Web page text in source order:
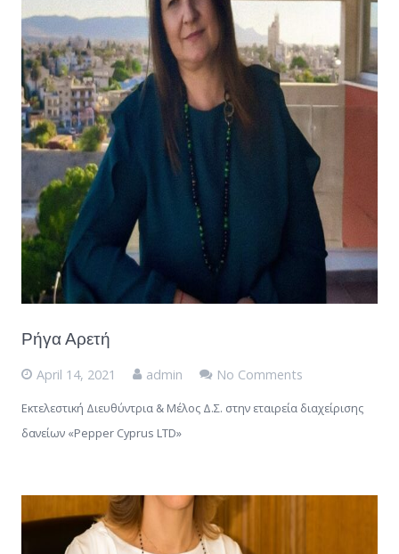
Ρήγα Αρετή
April 14, 2021 admin No Comments
Εκτελεστική Διευθύντρια & Μέλος Δ.Σ. στην εταιρεία διαχείρισης
δανείων «Pepper Cyprus LTD»